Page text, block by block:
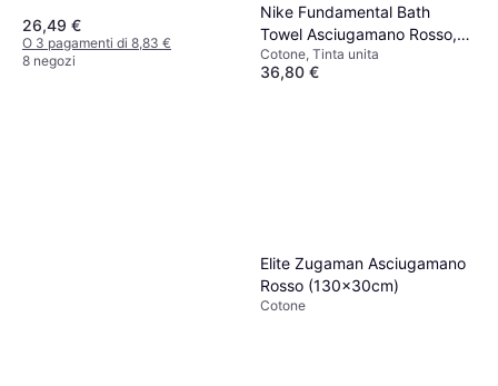
26,49 €
O 3 pagamenti di 8,83 €
8 negozi
Nike Fundamental Bath
Towel Asciugamano Rosso,
Nero, Bianco (120x60cm)
Cotone, Tinta unita
36,80 €
Elite Zugaman Asciugamano
Rosso (130x30cm)
Cotone